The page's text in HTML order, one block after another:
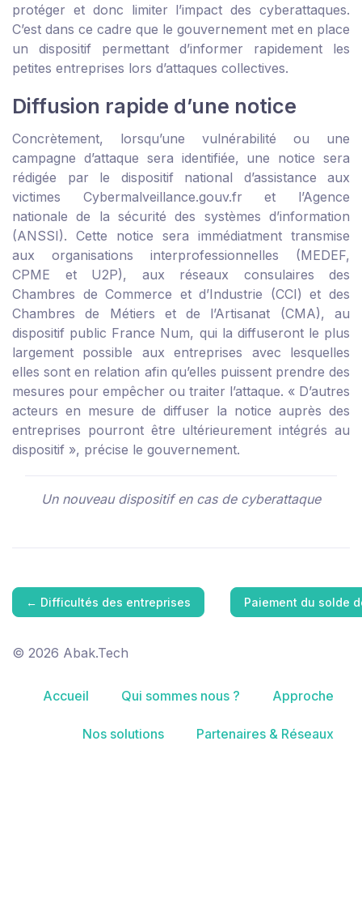
protéger et donc limiter l’impact des cyberattaques.
C’est dans ce cadre que le gouvernement met en place
un dispositif permettant d’informer rapidement les
petites entreprises lors d’attaques collectives.
Diffusion rapide d’une notice
Concrètement, lorsqu’une vulnérabilité ou une
campagne d’attaque sera identifiée, une notice sera
rédigée par le dispositif national d’assistance aux
victimes Cybermalveillance.gouv.fr et l’Agence
nationale de la sécurité des systèmes d’information
(ANSSI). Cette notice sera immédiatment transmise
aux organisations interprofessionnelles (MEDEF,
CPME et U2P), aux réseaux consulaires des
Chambres de Commerce et d’Industrie (CCI) et des
Chambres de Métiers et de l’Artisanat (CMA), au
dispositif public France Num, qui la diffuseront le plus
largement possible aux entreprises avec lesquelles
elles sont en relation afin qu’elles puissent prendre des
mesures pour empêcher ou traiter l’attaque. « D’autres
acteurs en mesure de diffuser la notice auprès des
entreprises pourront être ultérieurement intégrés au
dispositif », précise le gouvernement.
Un nouveau dispositif en cas de cyberattaque
← Difficultés des entreprises Paiement du solde
© 2026 Abak.Tech
Accueil Qui sommes nous ? Approche
Nos solutions Partenaires & Réseaux